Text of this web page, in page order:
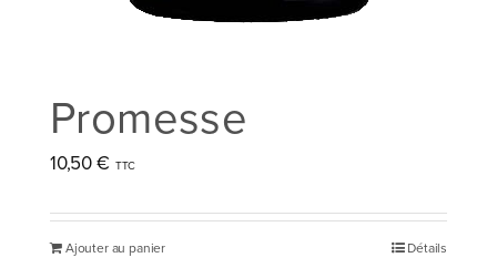
Promesse
10,50€
Ajouter au panier Détails